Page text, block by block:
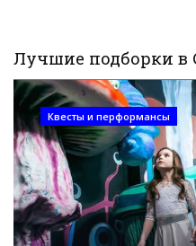
Лучшие подборки в
Квесты и перформансы